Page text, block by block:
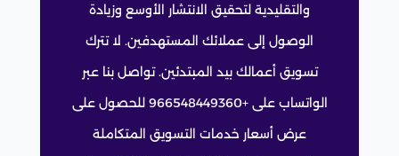
والتقليدية لتحقيق الانتشار الأوسع وزيادة
الوصول إلى عملائك المستهدفين. لا تترك
تسويق أعمالك بيد المبتدئين. تواصل بنا عبر
الواتساب على +966548449360 للحصول على
عرض أسعار خدمات التسويق المتكاملة